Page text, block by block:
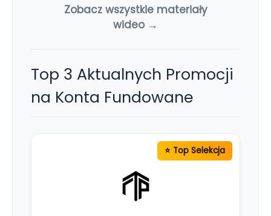
Zobacz wszystkie materiały
wideo →
Top 3 Aktualnych Promocji
na Konta Fundowane